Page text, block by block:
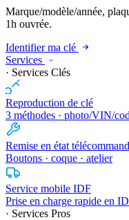
Marque/modèle/année,
1h ouvrée.
Identifier ma clé
Services
· Services Clés
Reproduction de clé
3 méthodes · photo/VIN/
Remise en état
Boutons · coque · atelier
Service mobile IDF
Prise en charge rapide en
· Services Pros